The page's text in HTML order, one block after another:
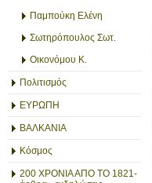
Παμπούκη Ελένη
Σωτηρόπουλος Σωτ.
Οικονόμου Κ.
Πολιτισμός
ΕΥΡΩΠΗ
ΒΑΛΚΑΝΙΑ
Κόσμος
200 ΧΡΟΝΙΑ ΑΠΟ ΤΟ 1821-